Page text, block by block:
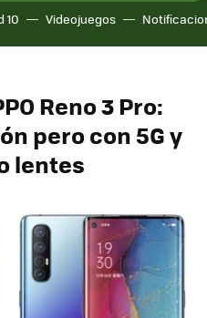
10 Videojuegos
Reno 3 Pro:
pero con 5G y
lentes